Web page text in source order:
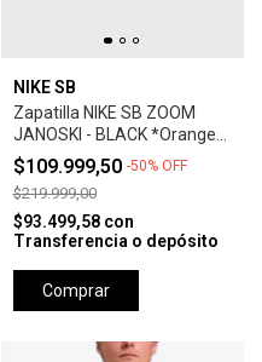
NIKE SB
Zapatilla NIKE SB ZOOM
JANOSKI - BLACK *Orange
Label*
$109.999,50 -50% OFF
$219.999,00
$93.499,58 con
Transferencia o depósito
Comprar